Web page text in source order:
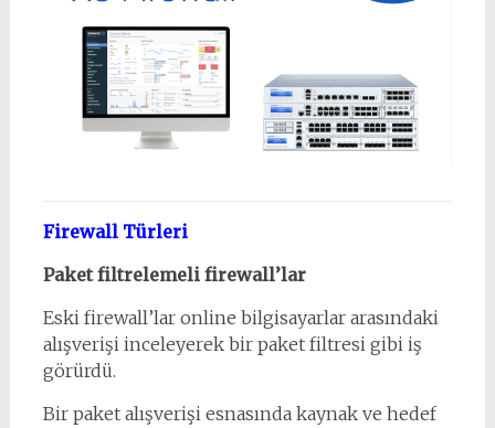
Firewall Türleri
Paket filtrelemeli firewall’lar
Eski firewall’lar online bilgisayarlar arasındaki
alışverişi inceleyerek bir paket filtresi gibi iş
görürdü.
Bir paket alışverişi esnasında kaynak ve hedef